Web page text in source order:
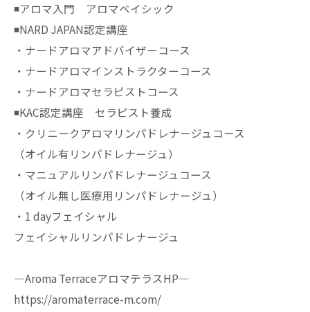
◾️アロマ入門 アロマベイシック
◾️NARD JAPAN認定講座
・ナードアロマアドバイザーコース
・ナードアロマインストラクターコース
・ナードアロマセラピストコース
◾️KAC認定講座 セラピスト養成
・クリニークアロマリンパドレナージュコース
（オイル有リンパドレナージュ）
・マニュアルリンパドレナージュコース
（オイル無し医療用リンパドレナージュ）
・1 dayフェイシャル
フェイシャルリンパドレナージュ
—Aroma TerraceアロマテラスHP—
https://aromaterrace-m.com/